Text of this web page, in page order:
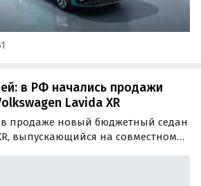
в РФ начались продажи
Lavida XR
в продаже новый бюджетный седан
выпускающийся на совместном